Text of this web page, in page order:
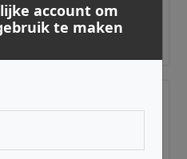
account om
te maken